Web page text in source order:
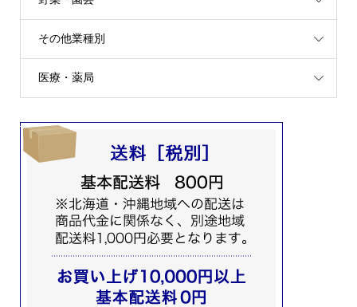
その他業種別
医療・薬局